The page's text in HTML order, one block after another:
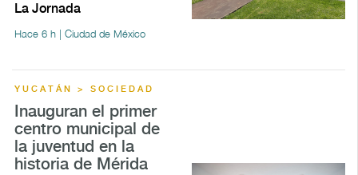
La Jornada
Hace 6 h | Ciudad de México
YUCATÁN > SOCIEDAD
Inauguran el primer
centro municipal de
la juventud en la
historia de Mérida